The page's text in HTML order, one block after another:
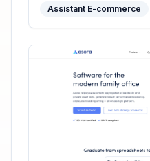
Assistant E-commerce